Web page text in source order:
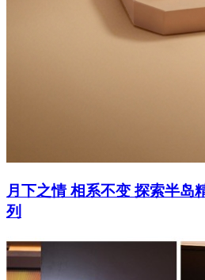
月下之情 相系不变 探索半岛
列